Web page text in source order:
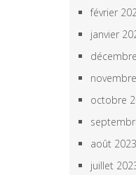
février
janvier
octobre
août 2023
juillet